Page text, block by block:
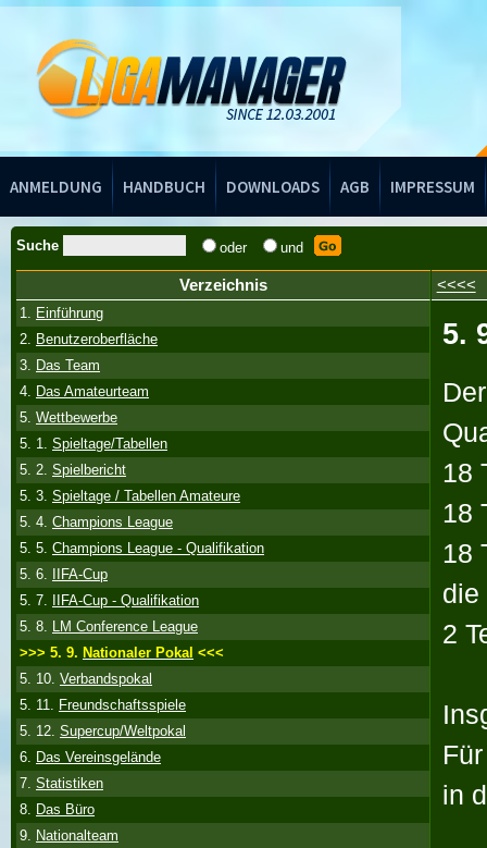
ANMELDUNG HANDBUCH DOWNLOADS AGB IMPRESSUM
Handbuch
Suche oder und
Verzeichnis
1. Einführung
2. Benutzeroberfläche
3. Das Team
4. Das Amateurteam
5. Wettbewerbe
5. 1. Spieltage/Tabellen
5. 2. Spielbericht
5. 3. Spieltage / Tabellen Amateure
5. 4. Champions League
5. 5. Champions League - Qualifikation
5. 6.
IIFA-Cup
5. 7.
IIFA-Cup - Qualifikation
5. 8. LM Conference League
>>> 5. 9. Nationaler Pokal <<<
5. 10. Verbandspokal
5. 11. Freundschaftsspiele
5. 12. Supercup/Weltpokal
6. Das Vereinsgelände
7. Statistiken
8. Das Büro
9. Nationalteam
<<<<
5.
18
18
18
die
2
in